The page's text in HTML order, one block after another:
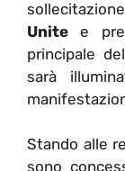
Unite e
principale
sarà
Stando alle
sono